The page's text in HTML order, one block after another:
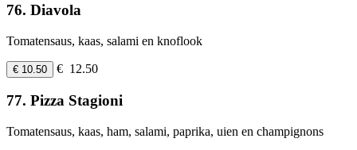
76. Diavola
Tomatensaus, kaas, salami en knoflook
€ 10.50 € 12.50
77. Pizza Stagioni
Tomatensaus, kaas, ham, salami, paprika, uien en champignons